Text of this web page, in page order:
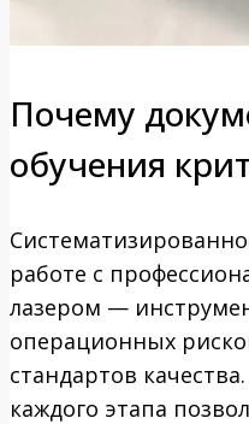
Почему
обучения
работе с
лазером —
операционных
стандартов
каждого этапа